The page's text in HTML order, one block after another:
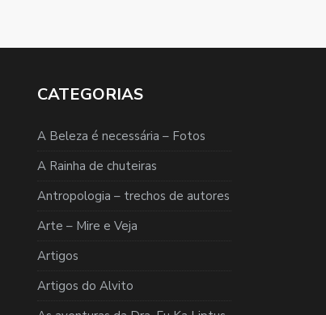
CATEGORIAS
A Beleza é necessária – Fotos
A Rainha de chuteiras
Antropologia – trechos de autores
Arte – Mire e Veja
Artigos
Artigos do Alvito